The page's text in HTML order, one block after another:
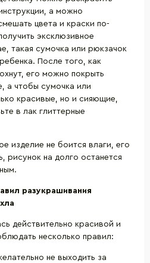
а можно
цвета и краски по-
эксклюзивное
такая сумочка или рюкзачок
После того, как
его можно покрыть
а чтобы сумочка или
красивые, но и сияющие,
в лак глиттерные
изделие не боится влаги, его
рисунок на долго останется
разукрашивания
действительно красивой и
несколько правил:
не выходить за